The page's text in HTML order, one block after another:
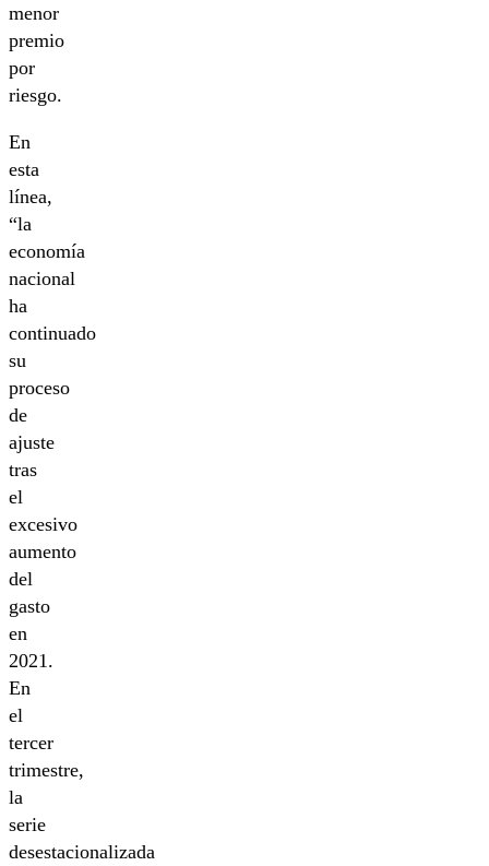
menor
premio
por
riesgo.
En
esta
línea,
“la
economía
nacional
ha
continuado
su
proceso
de
ajuste
tras
el
excesivo
aumento
del
gasto
en
2021.
En
el
tercer
trimestre,
la
serie
desestacionalizada